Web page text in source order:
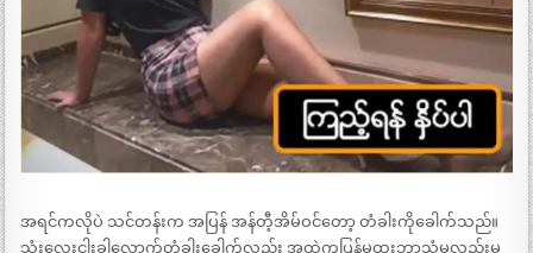
အရင်ကလိုပဲ သင်တန်းက အပြန် အန်တီ့အိမ်ဝင်တော့ တံခါးကိုခေါက်သည်။
သုံးလေးငါးခါလောက်တံခါးခေါက်လည်း အထဲကပြန်မထူးဘာသံမှလည်းမ